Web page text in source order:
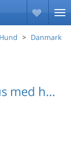
Hund
Danmark
Sommerhus med hund i Gilleleje